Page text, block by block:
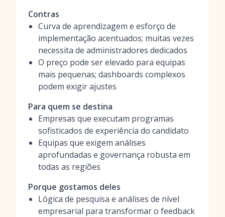
Contras
Curva de aprendizagem e esforço de
implementação acentuados; muitas vezes
necessita de administradores dedicados
O preço pode ser elevado para equipas
mais pequenas; dashboards complexos
podem exigir ajustes
Para quem se destina
Empresas que executam programas
sofisticados de experiência do candidato
Equipas que exigem análises
aprofundadas e governança robusta em
todas as regiões
Porque gostamos deles
Lógica de pesquisa e análises de nível
empresarial para transformar o feedback